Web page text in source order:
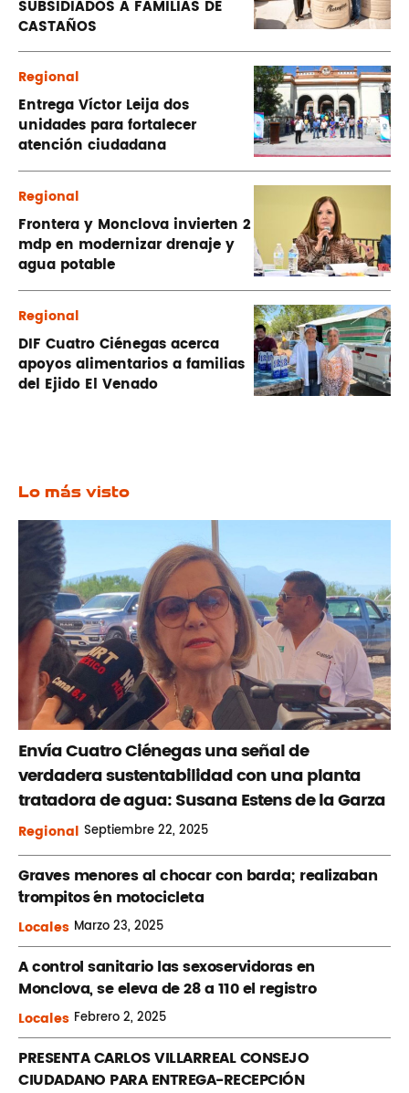
SUBSIDIADOS A FAMILIAS DE
CASTAÑOS
Regional
Entrega Víctor Leija dos
unidades para fortalecer
atención ciudadana
Regional
Frontera y Monclova invierten 2
mdp en modernizar drenaje y
agua potable
Regional
DIF Cuatro Ciénegas acerca
apoyos alimentarios a familias
del Ejido El Venado
Lo más visto
Envía Cuatro Ciénegas una señal de
verdadera sustentabilidad con una planta
tratadora de agua: Susana Estens de la Garza
Regional Septiembre22, 2025
Graves menores al chocar con barda; realizaban
´trompitos ´en motocicleta
Locales Marzo23, 2025
A control sanitario las sexoservidoras en
Monclova, se eleva de 28 a 110 el registro
Locales Febrero2, 2025
PRESENTA CARLOS VILLARREAL CONSEJO
CIUDADANO PARA ENTREGA-RECEPCIÓN